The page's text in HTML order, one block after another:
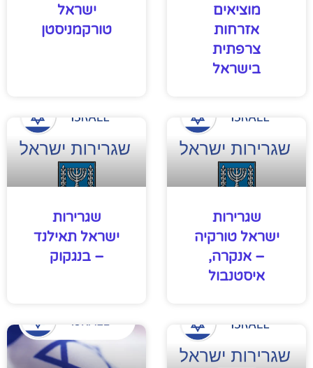
מוציאים
אזרחות
צרפתית
בישראל
ישראל
טורקמניסטן
שגרירות
ישראל טורקיה
– אנקרה,
איסטנבול
שגרירות
ישראל תאילנד
– בנגקוק